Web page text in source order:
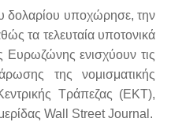
δολαρίου υποχώρησε, την
τα τελευταία υποτονικά
Ευρωζώνης ενισχύουν τις
της νομισματικής
Τράπεζας (ΕΚΤ),
Wall Street Journal.